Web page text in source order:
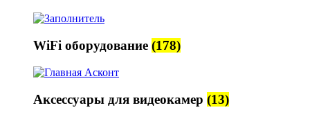
WiFi оборудование (178)
Аксессуары для видеокамер (13)